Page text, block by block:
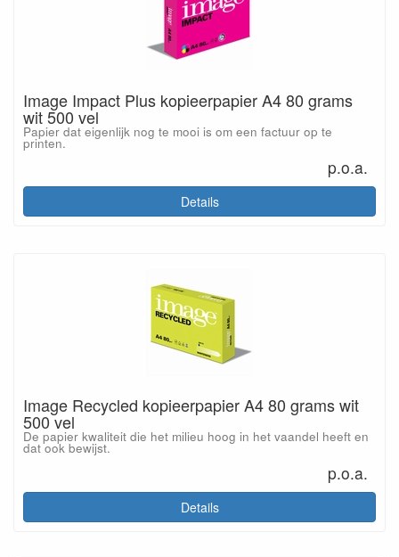
Image Impact Plus kopieerpapier A4 80 grams
wit 500 vel
Papier dat eigenlijk nog te mooi is om een factuur op te
printen.
p.o.a.
Details
Image Recycled kopieerpapier A4 80 grams wit
500 vel
De papier kwaliteit die het milieu hoog in het vaandel heeft en
dat ook bewijst.
p.o.a.
Details